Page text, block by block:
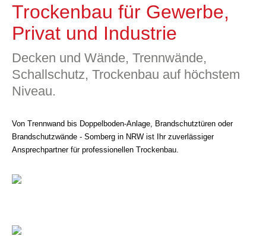
Trockenbau für Gewerbe,
Privat und Industrie
Decken und Wände, Trennwände,
Schallschutz, Trockenbau auf höchstem
Niveau.
Von Trennwand bis Doppelboden-Anlage, Brandschutztüren oder
Brandschutzwände - Somberg in NRW ist Ihr zuverlässiger
Ansprechpartner für professionellen Trockenbau.